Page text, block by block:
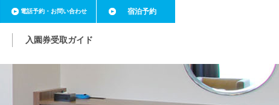
入園券受取ガイド
電話予約 ・お問い合わせ 宿泊予約